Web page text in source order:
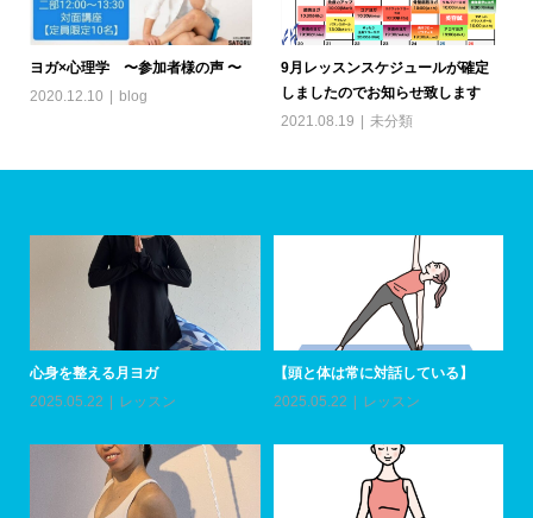
ヨガ×心理学 〜参加者様の声 〜
2020.12.10
blog
9月レッスンスケジュールが確定
しましたのでお知らせ致します
2021.08.19
未分類
心身を整える月ヨガ
2025.05.22
レッスン
【頭と体は常に対話している】
2025.05.22
レッスン